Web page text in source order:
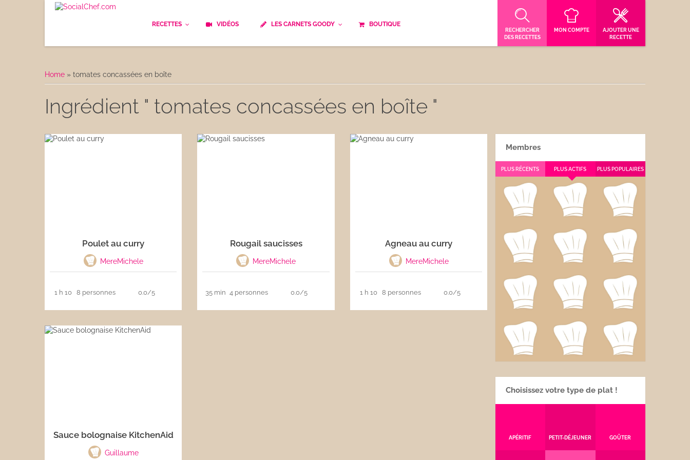
RECETTES
Le Pain
Apéritifs
Déjeuner
Boissons
Cuisine française traditionnelle
Enfants
Repas musculation
Robots multifonctions
VIDÉOS LES CARNETS GOODY
Spécialité culinaire
Les astuces Goody
BOUTIQUE
RECHERCHER
DES RECETTES
MON COMPTE
AJOUTER UNE
RECETTE
Home » tomates concassées en boîte
Ingrédient " tomates concassées en boîte "
Poulet au curry
MereMichele
1 h 10 8 personnes 0.0/5
Rougail saucisses
MereMichele
35 min 4 personnes 0.0/5
Agneau au curry
MereMichele
1 h 10 8 personnes 0.0/5
Sauce bolognaise KitchenAid
Guillaume
Membres
PLUS RÉCENTS PLUS ACTIFS PLUS POPULAIRES
Choisissez votre type de plat !
APÉRITIF PETIT-DÉJEUNER GOÛTER